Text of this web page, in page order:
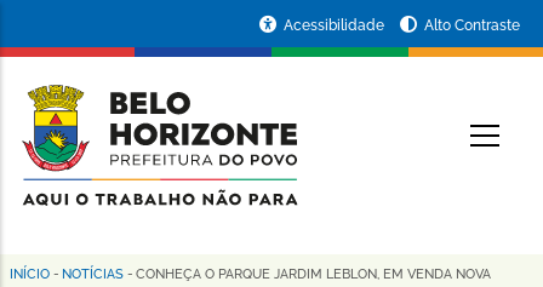
conteúdo
principal
da
Prefeitura
de
Acessibilidade Alto Contraste
INÍCIO - NOTÍCIAS - CONHEÇA O PARQUE JARDIM LEBLON, EM VENDA NOVA